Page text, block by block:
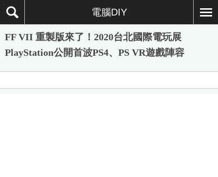
電腦DIY
FF VII 重製版來了！2020台北國際電玩展
PlayStation公開首波PS4、PS VR遊戲陣容